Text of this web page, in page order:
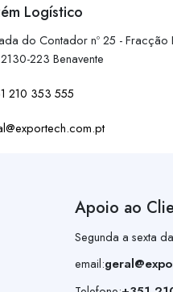
Logístico
do Contador nº 25 - Fracção
223 Benavente
210 353 555
Apoio ao
Segunda a sexta
email: